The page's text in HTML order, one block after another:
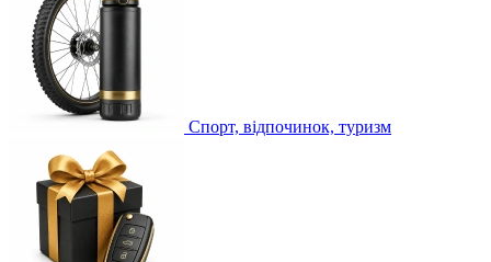
Спорт, відпочинок, туризм